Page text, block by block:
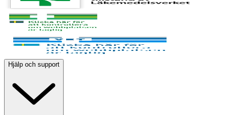
Hjälp och support